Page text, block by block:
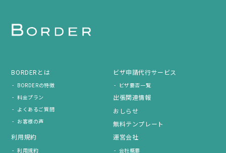
BORDERとは
BORDERの特徴
料金プラン
よくあるご質問
お客様の声
ビザ申請代行サービス
ビザ要否一覧
出張関連情報
おしらせ
無料テンプレート
利用規約
利用規約
運営会社
会社概要